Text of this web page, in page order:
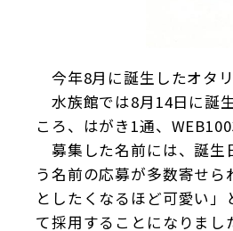
今年8月に誕生したオタ
水族館では8月14日に誕
ころ、はがき1通、
募集した名前には、誕生
う名前の応募が多数寄せ
としたくなるほど可愛い
て採用することになりまし